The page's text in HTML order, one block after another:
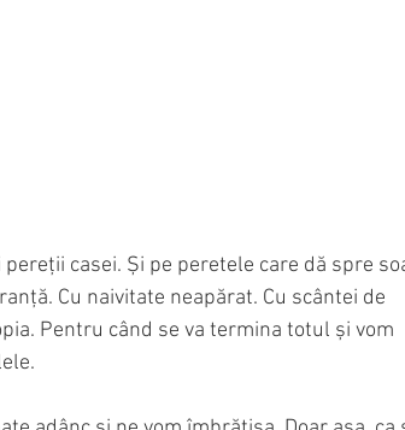
casei. Și pe peretele care dă spre
Cu naivitate neapărat. Cu scântei de
Pentru când se va termina totul și vom